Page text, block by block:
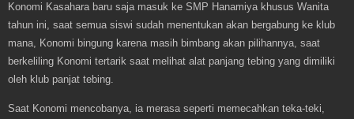
Konomi Kasahara baru saja masuk ke SMP Hanamiya khusus Wanita
tahun ini, saat semua siswi sudah menentukan akan bergabung ke klub
mana, Konomi bingung karena masih bimbang akan pilihannya, saat
berkeliling Konomi tertarik saat melihat alat panjang tebing yang dimiliki
oleh klub panjat tebing.
Saat Konomi mencobanya, ia merasa seperti memecahkan teka-teki,